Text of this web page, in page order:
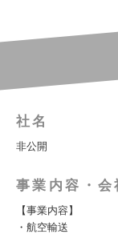
社名
非公開
事業内容・会
【事業内容】
・航空輸送